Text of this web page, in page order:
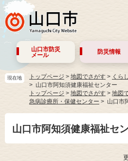
山口市防災
メール
防災情報
現在地 トップページ > 地図でさがす > くら
山口市阿知須健康福祉センター
トップページ > 地図でさがす > 地図
急病診療所・保健センター
山口市
山口市阿知須健康福祉セ